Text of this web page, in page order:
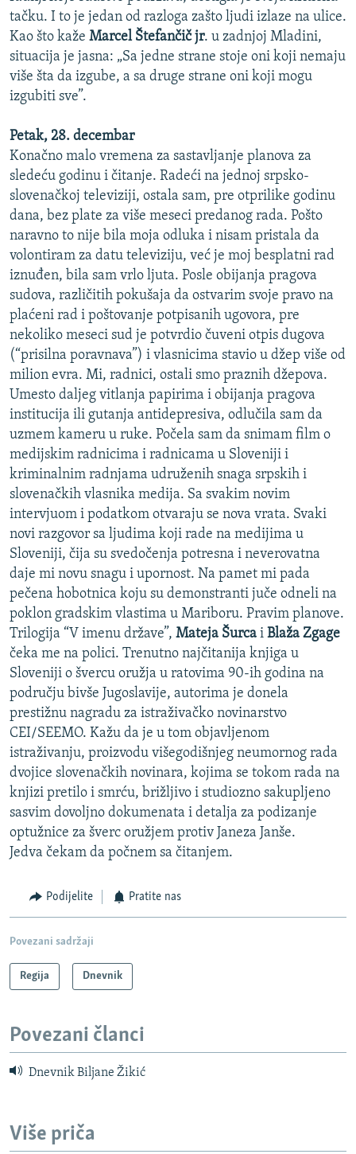
tačku. I to je jedan od razloga zašto ljudi izlaze na ulice.
Kao što kaže Marcel Štefančič jr. u zadnjoj Mladini,
situacija je jasna: „Sa jedne strane stoje oni koji nemaju
više šta da izgube, a sa druge strane oni koji mogu
izgubiti sve”.
Petak, 28. decembar
Konačno malo vremena za sastavljanje planova za
sledeću godinu i čitanje. Radeći na jednoj srpsko-
slovenačkoj televiziji, ostala sam, pre otprilike godinu
dana, bez plate za više meseci predanog rada. Pošto
naravno to nije bila moja odluka i nisam pristala da
volontiram za datu televiziju, već je moj besplatni rad
iznuđen, bila sam vrlo ljuta. Posle obijanja pragova
sudova, različitih pokušaja da ostvarim svoje pravo na
plaćeni rad i poštovanje potpisanih ugovora, pre
nekoliko meseci sud je potvrdio čuveni otpis dugova
(“prisilna poravnava”) i vlasnicima stavio u džep više od
milion evra. Mi, radnici, ostali smo praznih džepova.
Umesto daljeg vitlanja papirima i obijanja pragova
institucija ili gutanja antidepresiva, odlučila sam da
uzmem kameru u ruke. Počela sam da snimam film o
medijskim radnicima i radnicama u Sloveniji i
kriminalnim radnjama udruženih snaga srpskih i
slovenačkih vlasnika medija. Sa svakim novim
intervjuom i podatkom otvaraju se nova vrata. Svaki
novi razgovor sa ljudima koji rade na medijima u
Sloveniji, čija su svedočenja potresna i neverovatna
daje mi novu snagu i upornost. Na pamet mi pada
pečena hobotnica koju su demonstranti juče odneli na
poklon gradskim vlastima u Mariboru. Pravim planove.
Trilogija “V imenu države”, Mateja Šurca i Blaža Zgage
čeka me na polici. Trenutno najčitanija knjiga u
Sloveniji o švercu oružja u ratovima 90-ih godina na
području bivše Jugoslavije, autorima je donela
prestižnu nagradu za istraživačko novinarstvo
CEI/SEEMO. Kažu da je u tom objavljenom
istraživanju, proizvodu višegodišnjeg neumornog rada
dvojice slovenačkih novinara, kojima se tokom rada na
knjizi pretilo i smrću, brižljivo i studiozno sakupljeno
sasvim dovoljno dokumenata i detalja za podizanje
optužnice za šverc oružjem protiv Janeza Janše.
Jedva čekam da počnem sa čitanjem.
Podijelite Pratite nas
Povezani sadržaji
Regija Dnevnik
Povezani članci
Dnevnik Biljane Žikić
Više priča